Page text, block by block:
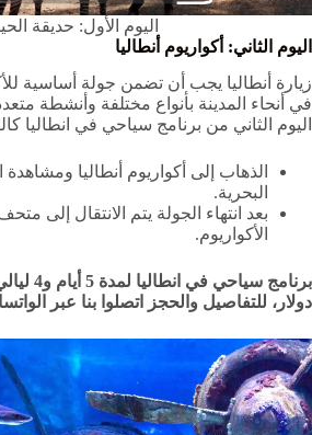
اليوم الأول: حديقة
اليوم الثاني: أكواريوم أنطاليا
زيارة أنطاليا يجب أن تضمن جولة أساسية
في أنحاء المدينة بأنواع مختلفة وأنشطة
اليوم الثاني من برنامج سياحي في انطاليا
الذهاب إلى أكواريوم أنطاليا ومشاهدة
البحرية.
بعد انتهاء الجولة يتم الانتقال إلى
الأكواريوم.
دولار، للتفاصيل والحجز اتصلوا بنا عبر